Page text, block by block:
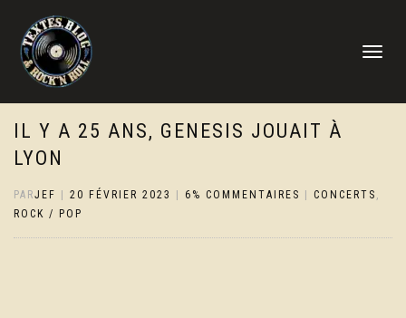
DÉPLIER
IL Y A 25 ANS, GENESIS JOUAIT À
LYON
PARJEF 20 FÉVRIER 2023 6% COMMENTAIRES CONCERTS ,
ROCK / POP